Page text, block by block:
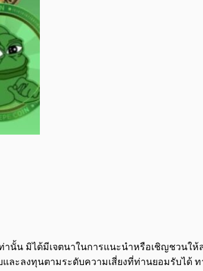
นั้น มิได้มีเจตนาในการแนะนำหรือเชิญชวนใ
ะลงทุนตามระดับความเสี่ยงที่ท่านยอมรับได้ ท